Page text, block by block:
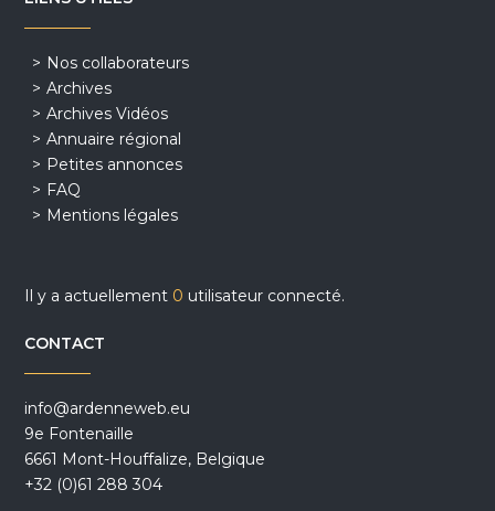
Nos collaborateurs
Archives
Archives Vidéos
Annuaire régional
Petites annonces
FAQ
Mentions légales
Il y a actuellement 0 utilisateur connecté.
CONTACT
info@ardenneweb.eu
9e Fontenaille
6661 Mont-Houffalize, Belgique
+32 (0)61 288 304